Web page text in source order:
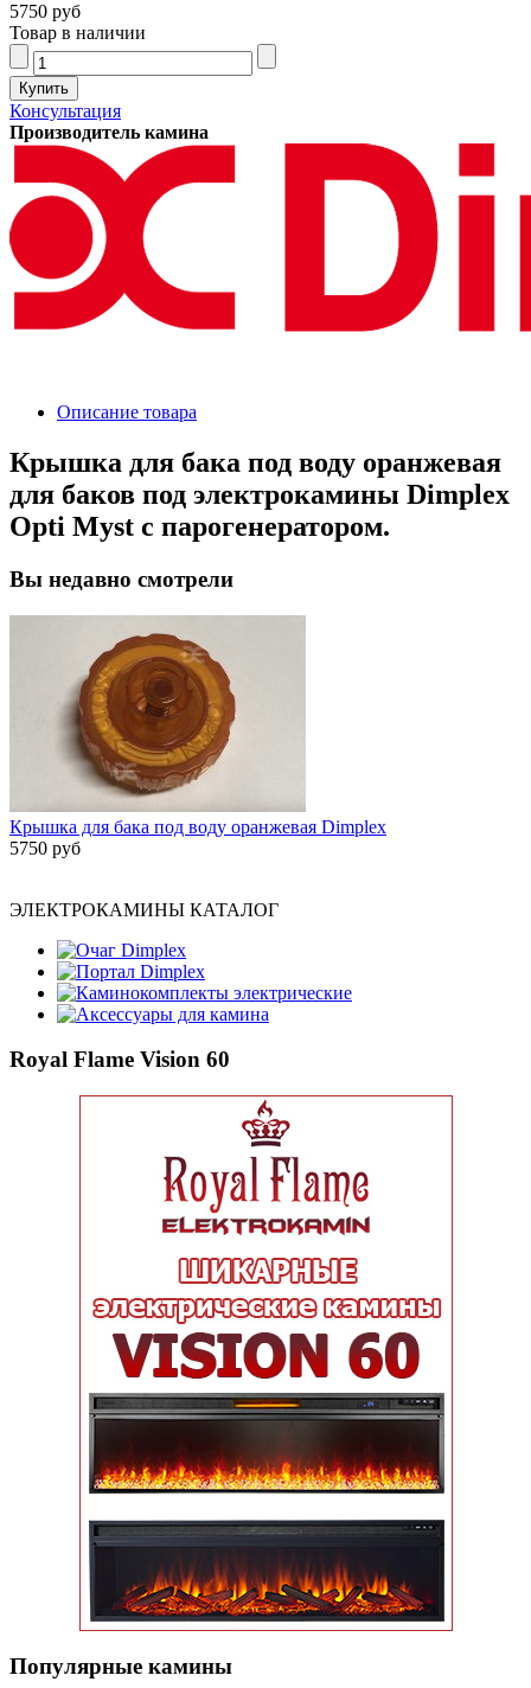
5750 руб
Товар в наличии
Консультация
Производитель камина
Описание товара
Крышка для бака под воду оранжевая
для баков под электрокамины Dimplex
Opti Myst с парогенератором.
Вы недавно смотрели
Крышка для бака под воду оранжевая Dimplex
5750 руб
ЭЛЕКТРОКАМИНЫ КАТАЛОГ
Очаг Dimplex
Портал Dimplex
Каминокомплекты электрические
Аксессуары для камина
Royal Flame Vision 60
Популярные кaмины